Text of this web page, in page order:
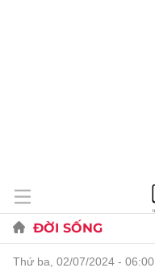
ĐỜI SỐNG
thứ ba, 02/07/2024 - 06:00